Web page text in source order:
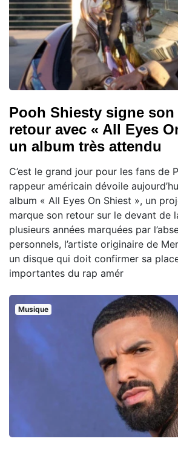
Pooh Shiesty signe son
retour avec « All Eyes
un album très attendu
C’est le grand jour pour les fans de
rappeur américain dévoile
album « All Eyes On Shiest », un
marque son retour sur le devant de
plusieurs années marquées par
personnels, l’artiste originaire de
un disque qui doit confirmer sa
importantes du rap amér
Musique